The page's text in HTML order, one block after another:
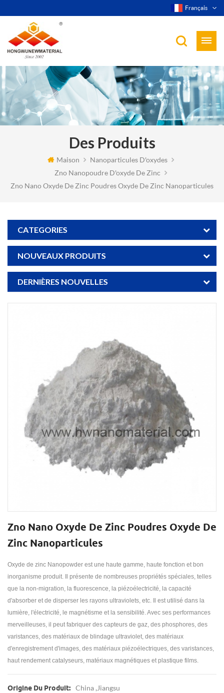
Français
Des Produits
Maison
Nanoparticules D'oxydes
Zno Nanopoudre D'oxyde De Zinc
Zno Nano Oxyde De Zinc Poudres Oxyde De Zinc Nanoparticules
CATEGORIES
NOUVEAUX PRODUITS
DERNIÈRES NOUVELLES
Zno Nano Oxyde De Zinc Poudres Oxyde De
Zinc Nanoparticules
Oxyde de zinc Nanopowder est une haute gamme, haute fonction et bon
inorganisme produit. Il présente de nombreuses propriétés spéciales, telles
que la non-migration, la fluorescence, la piézoélectricité, la capacité
d'absorber et de disperser les rayons ultraviolets, etc. Il est utilisé dans la
lumière, l'électricité, le magnétisme et la sensibilité. Avec ses performances
merveilleuses, il peut fabriquer des capteurs de gaz, des phosphores, des
varistances, des matériaux de blindage ultraviolet, des matériaux
d'enregistrement d'images, des matériaux piézoélectriques, des varistances,
haut rendement catalyseurs, matériaux magnétiques et plastique films.
Origine Du Produit: China ,jiangsu